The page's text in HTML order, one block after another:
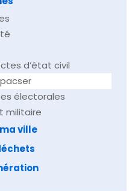
d’état civil
électorales
militaire
ville